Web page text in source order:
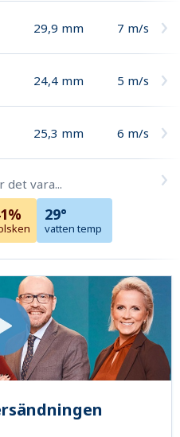
29,9 mm 7 m/s
24,4 mm 5 m/s
25,3 mm 6 m/s
det vara...
29°
vatten temp